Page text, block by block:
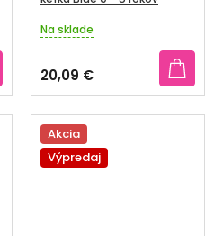
Priemerné
produktu
je
3,5
z
hviezdičiek.
Na sklade
20,09 €
Akcia
Výpredaj